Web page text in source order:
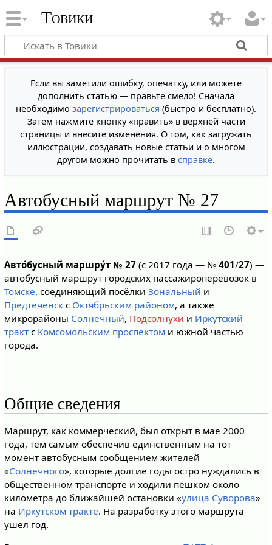
Товики
Если вы заметили ошибку, опечатку, или можете
дополнить статью — правьте смело! Сначала
необходимо зарегистрироваться (быстро и бесплатно).
Затем нажмите кнопку «править» в верхней части
страницы и внесите изменения. О том, как загружать
иллюстрации, создавать новые статьи и о многом
другом можно прочитать в справке.
Автобусный маршрут № 27
Авто́бусный маршру́т № 27(с 2017 года — № 401/27) —
автобусный маршрут городских пассажироперевозок в
Томске, соединяющий посёлки Зональный и
Предтеченскс Октябрьским районом, а также
микрорайоны Солнечный, Подсолнухи и Иркутский
трактс Комсомольским проспектом и южной частью
города.
Общие сведения
Маршрут, как коммерческий, был открыт в мае 2000
года, тем самым обеспечив единственным на тот
момент автобусным сообщением жителей
«Солнечного», которые долгие годы остро нуждались в
общественном транспорте и ходили пешком около
километра до ближайшей остановки «улица Суворова»
на Иркутском тракте. На разработку этого маршрута
ушел год.